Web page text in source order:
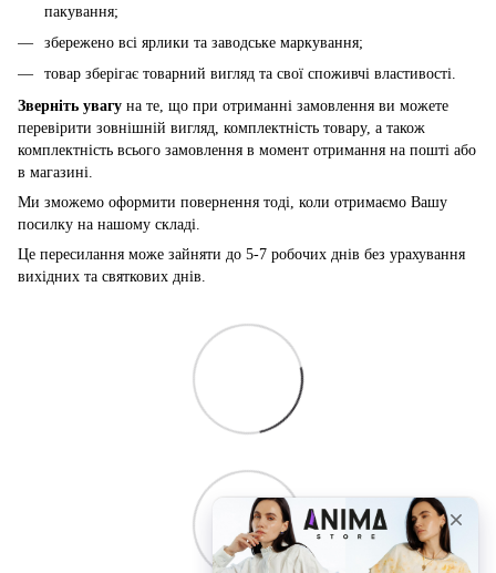
пакування;
збережено всі ярлики та заводське маркування;
товар зберігає товарний вигляд та свої споживчі властивості.
Зверніть увагу на те, що при отриманні замовлення ви можете
перевірити зовнішній вигляд, комплектність товару, а також
комплектність всього замовлення в момент отримання на пошті або
в магазині.
Ми зможемо оформити повернення тоді, коли отримаємо Вашу
посилку на нашому складі.
Це пересилання може зайняти до 5-7 робочих днів без урахування
вихідних та святкових днів.